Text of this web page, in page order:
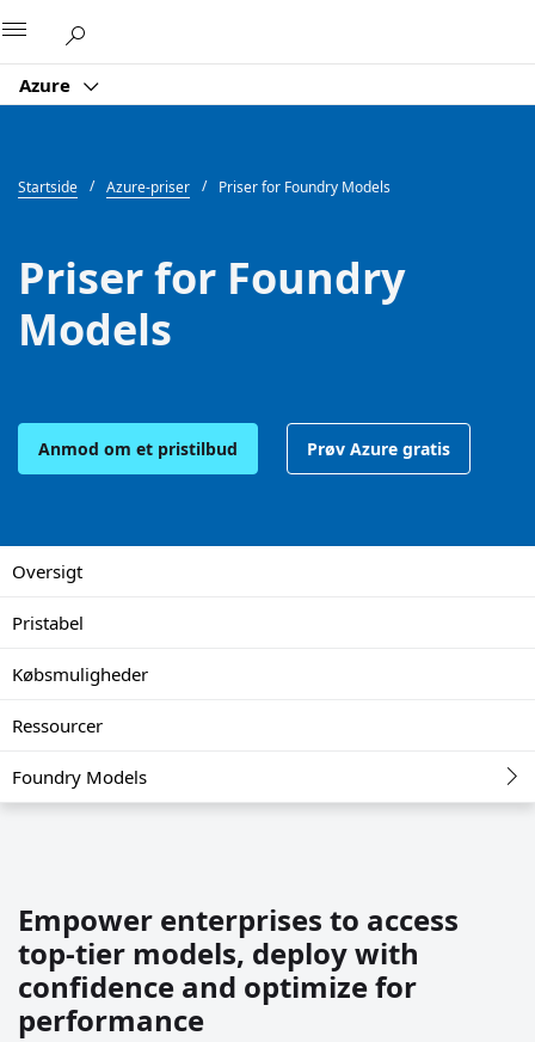
Azure
Startside Azure-priser Priser for Foundry Models
Priser for Foundry
Models
Anmod om et pristilbud Prøv Azure gratis
Oversigt
Pristabel
Købsmuligheder
Ressourcer
Foundry Models
Empower enterprises to access
top-tier models, deploy with
confidence and optimize for
performance